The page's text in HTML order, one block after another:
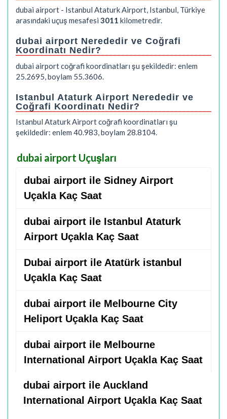
dubai airport - Istanbul Ataturk Airport, Istanbul, Türkiye
arasındaki uçuş mesafesi 3011 kilometredir.
dubai airport Nerededir ve Coğrafi
Koordinatı Nedir?
dubai airport coğrafi koordinatları şu şekildedir: enlem
25.2695, boylam 55.3606.
Istanbul Ataturk Airport Nerededir ve
Coğrafi Koordinatı Nedir?
Istanbul Ataturk Airport coğrafi koordinatları şu
şekildedir: enlem 40.983, boylam 28.8104.
dubai airport Uçuşları
dubai airport ile Sidney Airport
Uçakla Kaç Saat
dubai airport ile Istanbul Ataturk
Airport Uçakla Kaç Saat
Dubai airport ile Atatürk istanbul
Uçakla Kaç Saat
dubai airport ile Melbourne City
Heliport Uçakla Kaç Saat
dubai airport ile Melbourne
International Airport Uçakla Kaç Saat
dubai airport ile Auckland
International Airport Uçakla Kaç Saat